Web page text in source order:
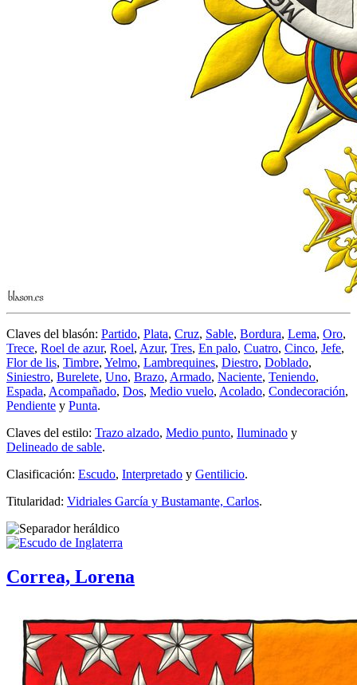
Claves del blasón: Partido, Plata, Cruz, Sable, Bordura, Lema, Oro,
Trece, Roel de azur, Roel, Azur, Tres, En palo, Cuatro, Cinco, Jefe,
Flor de lis, Timbre, Yelmo, Lambrequines, Diestro, Doblado,
Siniestro, Burelete, Uno, Brazo, Armado, Naciente, Teniendo,
Espada, Acompañado, Dos, Medio vuelo, Acolado, Condecoración,
Pendiente y Punta.
Claves del estilo: Trazo alzado, Medio punto, Iluminado y
Delineado de sable.
Clasificación: Escudo, Interpretado y Gentilicio.
Titularidad: Vidriales García y Bustamante, Carlos.
Correa, Lorena